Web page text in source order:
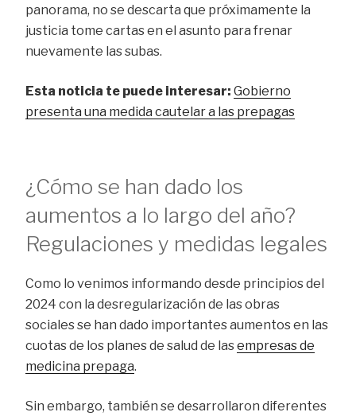
panorama, no se descarta que próximamente la
justicia tome cartas en el asunto para frenar
nuevamente las subas.
Esta noticia te puede interesar: Gobierno
presenta una medida cautelar a las prepagas
¿Cómo se han dado los
aumentos a lo largo del año?
Regulaciones y medidas legales
Como lo venimos informando desde principios del
2024 con la desregularización de las obras
sociales se han dado importantes aumentos en las
cuotas de los planes de salud de lasempresas de
medicina prepaga.
Sin embargo, también se desarrollaron diferentes